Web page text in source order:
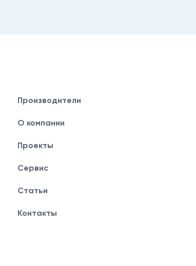
Производители
О компании
Проекты
Сервис
Статьи
Контакты